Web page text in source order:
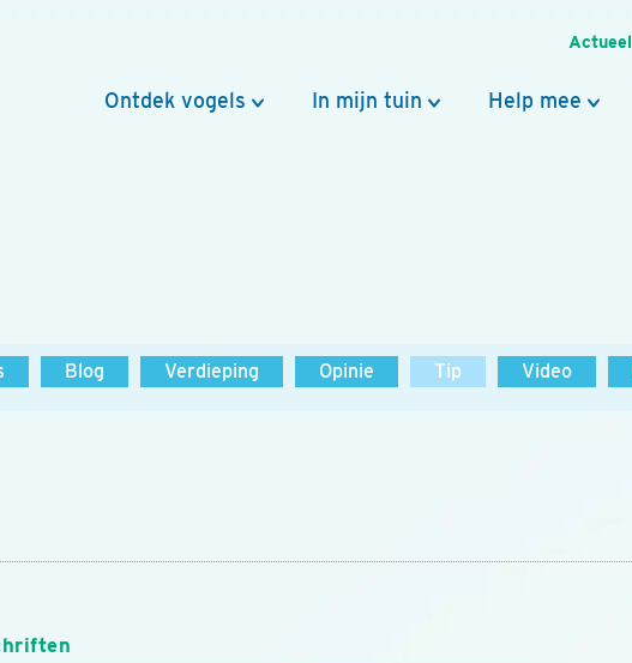
Actueel
Ontdek vogels In mijn tuin Help mee
Blog Verdieping Opinie Tip Video